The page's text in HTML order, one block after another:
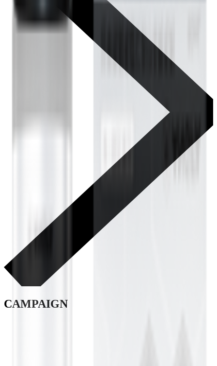
CAMPAIGN